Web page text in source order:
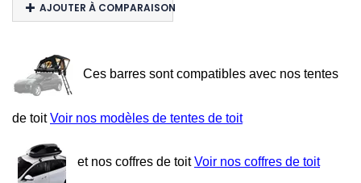
AJOUTER À COMPARAISON
Ces barres sont compatibles avec nos tentes
de toitVoir nos modèles de tentes de toit
et nos coffres de toitVoir nos coffres de toit